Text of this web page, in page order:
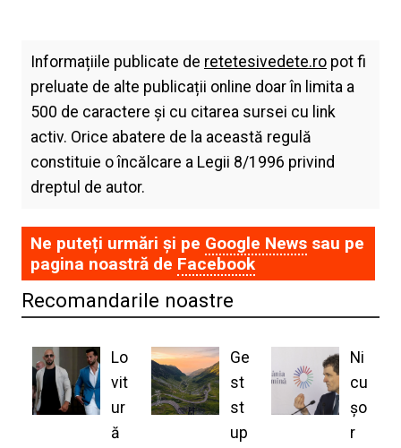
Informațiile publicate de retetesivedete.ropot fi
preluate de alte publicații online doar în limita a
500 de caractere și cu citarea sursei cu link
activ. Orice abatere de la această regulă
constituie o încălcare a Legii 8/1996 privind
dreptul de autor.
Ne puteți urmări și pe Google Newssau pe
pagina noastră de Facebook
Recomandarile noastre
Lo
vit
ur
ă
Ge
st
st
up
Ni
cu
șo
r